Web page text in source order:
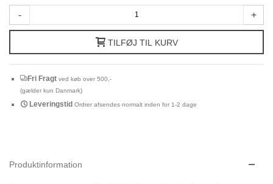
- +
TILFØJ TIL KURV
Fri Fragt ved køb over 500,-
(gælder kun Danmark)
Leveringstid Ordrer afsendes normalt inden for 1-2 dage
Produktinformation